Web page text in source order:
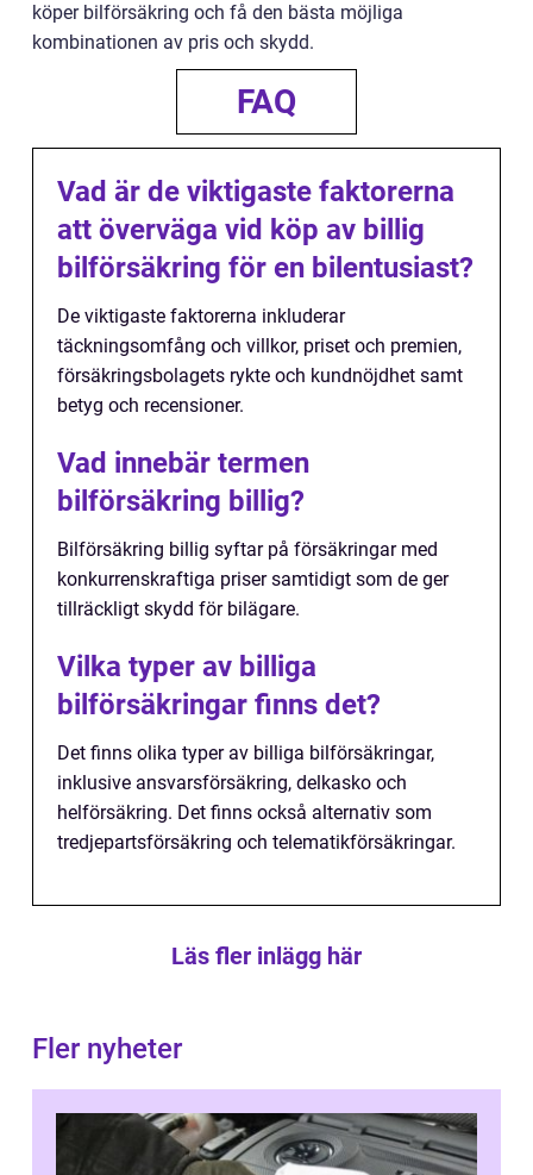
köper bilförsäkring och få den bästa möjliga
kombinationen av pris och skydd.
FAQ
Vad är de viktigaste faktorerna
att överväga vid köp av billig
bilförsäkring för en bilentusiast?
De viktigaste faktorerna inkluderar
täckningsomfång och villkor, priset och premien,
försäkringsbolagets rykte och kundnöjdhet samt
betyg och recensioner.
Vad innebär termen
bilförsäkring billig?
Bilförsäkring billig syftar på försäkringar med
konkurrenskraftiga priser samtidigt som de ger
tillräckligt skydd för bilägare.
Vilka typer av billiga
bilförsäkringar finns det?
Det finns olika typer av billiga bilförsäkringar,
inklusive ansvarsförsäkring, delkasko och
helförsäkring. Det finns också alternativ som
tredjepartsförsäkring och telematikförsäkringar.
Läs fler inlägg här
Fler nyheter